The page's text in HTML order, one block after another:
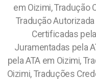
em Oizimi, Tradução
Tradução
Certificadas
Juramentadas pela
pela ATA em Oizimi,
Oizimi, Traduções